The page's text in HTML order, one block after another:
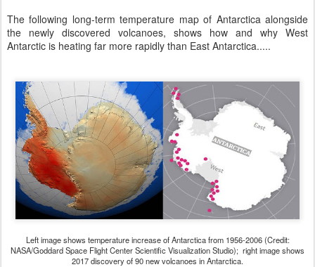
The following long-term temperature map of Antarctica alongside
the newly discovered volcanoes, shows how and why West
Antarctic is heating far more rapidly than East Antarctica.....
Left image shows temperature increase of Antarctica from 1956-2006 (Credit:
NASA/Goddard Space Flight Center Scientific Visualization Studio); right image shows
2017 discovery of 90 new volcanoes in Antarctica.